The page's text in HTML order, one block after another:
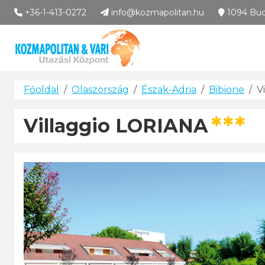
Kozmapolitan & Vári
+36-1-413-0272 info@kozmapolitan.hu 1094
Főoldal Olaszország Észak-Adria Bibione
Villaggio LORIANA***